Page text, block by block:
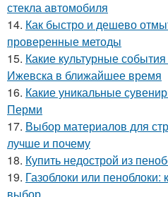
стекла автомобиля
14. Как быстро и дешево
проверенные методы
15. Какие культурные
Ижевска в ближайшее время
16. Какие уникальные
Перми
17. Выбор материалов для
лучше и почему
18. Купить недострой из
19. Газоблоки или пеноблоки: